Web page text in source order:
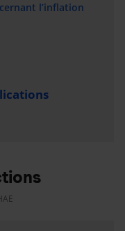
l’inflation